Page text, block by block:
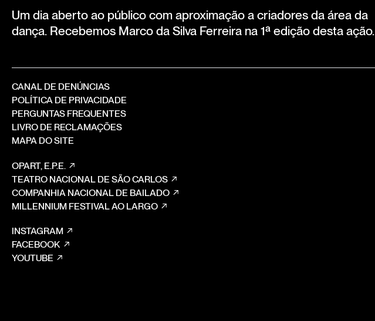
Um dia aberto ao público com aproximação a criadores da área da
dança. Recebemos Marco da Silva Ferreira na 1ª edição desta ação.
CANAL DE DENÚNCIAS
POLÍTICA DE PRIVACIDADE
PERGUNTAS FREQUENTES
LIVRO DE RECLAMAÇÕES
MAPA DO SITE
OPART, E.P.E.
TEATRO NACIONAL DE SÃO CARLOS
COMPANHIA NACIONAL DE BAILADO
MILLENNIUM FESTIVAL AO LARGO
INSTAGRAM
FACEBOOK
YOUTUBE